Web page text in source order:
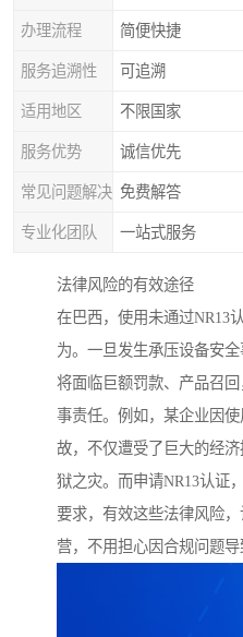
办理流程 简便快捷
服务追溯性 可追溯
适用地区 不限国家
服务优势 诚信优先
常见问题解决 免费解答
专业化团队 一站式服务
法律风险的有效途径
在巴西，使用未通过NR13
为。一旦发生承压设备安
将面临巨额罚款、产品召
事责任。例如，某企业因
故，不仅遭受了巨大的经
狱之灾。而申请NR13认证
要求，有效这些法律风险
营，不用担心因合规问题导